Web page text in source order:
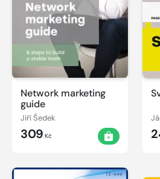
Network marketing
guide
Jiří Šedek
309 Kč